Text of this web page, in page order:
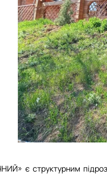
є структурним